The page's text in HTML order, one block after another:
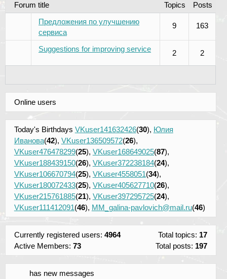
Forum title
Topics
Posts
Предложения по улучшению
сервиса
9 163
Suggestions for improving service 2 2
Online users
Today's Birthdays VKuser141632426(30), Юлия
Иванова(42), VKuser136509572(26),
VKuser476478299(25), VKuser168649025(87),
VKuser188439150(26), VKuser372238184(24),
VKuser106670794(25), VKuser4558051(34),
VKuser180072433(25), VKuser405627710(26),
VKuser215761885(21), VKuser397295725(24),
VKuser111412091(46), MM_galina-pavlovich@mail.ru(46)
Currently registered users: 4964
Active Members: 73
Total topics: 17
Total posts: 197
has new messages